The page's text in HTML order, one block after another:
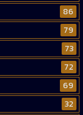
86
79
73
72
69
32